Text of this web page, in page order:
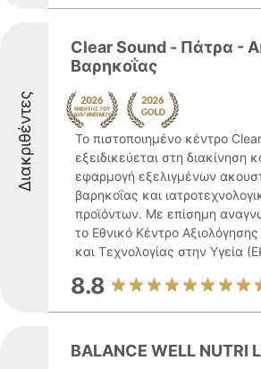
Διακριθέντες
Clear Sound - Πάτρα -
Βαρηκοΐας
Το πιστοποιημένο κέντρο
εξειδικεύεται στη διακίνηση
εφαρμογή εξελιγμένων
βαρηκοΐας και
προϊόντων. Με επίσημη
το Εθνικό Κέντρο
και Τεχνολογίας στην Υγεία
8.8
BALANCE WELL NUTRI